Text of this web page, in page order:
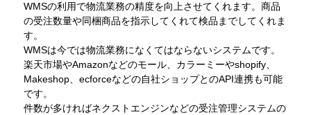
WMSの利用で物流業務の精度を向上させてくれます。商品
の受注数量や同梱商品を指示してくれて検品までしてくれま
す。
WMSは今では物流業務になくてはならないシステムです。
楽天市場やAmazonなどのモール、カラーミーやshopify、
Makeshop、ecforceなどの自社ショップとのAPI連携も可能
です。
件数が多ければネクストエンジンなどの受注管理システムの